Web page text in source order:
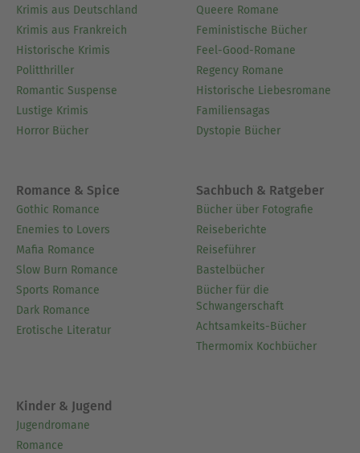
Krimis aus Deutschland
Krimis aus Frankreich
Historische Krimis
Politthriller
Romantic Suspense
Lustige Krimis
Horror Bücher
Queere Romane
Feministische Bücher
Feel-Good-Romane
Regency Romane
Historische Liebesromane
Familiensagas
Dystopie Bücher
Romance & Spice
Gothic Romance
Enemies to Lovers
Mafia Romance
Slow Burn Romance
Sports Romance
Dark Romance
Erotische Literatur
Sachbuch & Ratgeber
Bücher über Fotografie
Reiseberichte
Reiseführer
Bastelbücher
Bücher für die
Schwangerschaft
Achtsamkeits-Bücher
Thermomix Kochbücher
Kinder & Jugend
Jugendromane
Romance